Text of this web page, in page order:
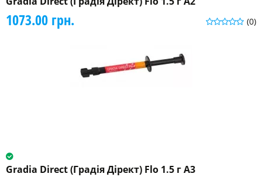
(0)
1073.00 грн.
Gradia Direct (Градія Дірект) Flo 1.5 г A3